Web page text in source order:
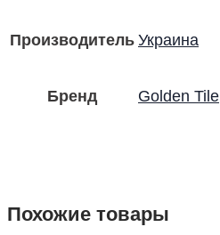
ПроизводительУкраина
Бренд Golden Tile
Похожие товары